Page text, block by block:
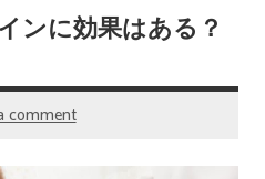
ンに効果はある？
comment